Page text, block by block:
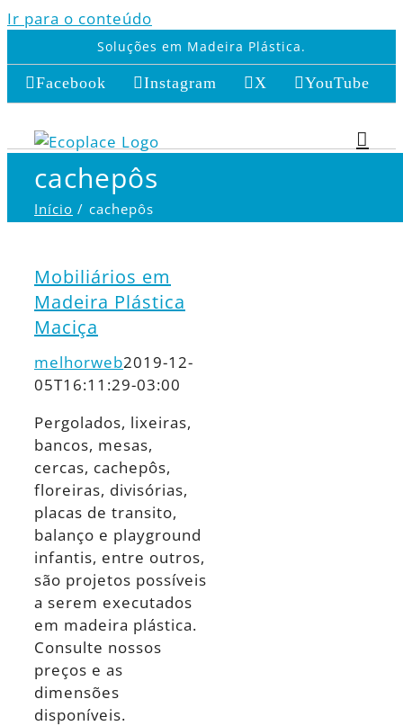
Ir para o conteúdo
Soluções em Madeira Plástica.
Facebook Instagram X YouTube
cachepôs
Início cachepôs
Mobiliários em
Madeira Plástica
Maciça
melhorweb2019-12-
05T16:11:29-03:00
Pergolados, lixeiras,
bancos, mesas,
cercas, cachepôs,
floreiras, divisórias,
placas de transito,
balanço e playground
infantis, entre outros,
são projetos possíveis
a serem executados
em madeira plástica.
Consulte nossos
preços e as
dimensões
disponíveis.